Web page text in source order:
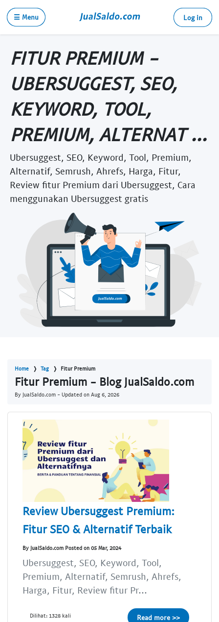
☰ Menu Log in
FITUR PREMIUM -
UBERSUGGEST, SEO,
KEYWORD, TOOL,
PREMIUM, ALTERNAT ...
Ubersuggest, SEO, Keyword, Tool, Premium,
Alternatif, Semrush, Ahrefs, Harga, Fitur,
Review fitur Premium dari Ubersuggest, Cara
menggunakan Ubersuggest gratis
Home Tag Fitur Premium
Fitur Premium - Blog JualSaldo.com
By JualSaldo.com - Updated on Aug 6, 2026
Review Ubersuggest Premium:
Fitur SEO & Alternatif Terbaik
By JualSaldo.com Posted on 05 Mar, 2024
Ubersuggest, SEO, Keyword, Tool,
Premium, Alternatif, Semrush, Ahrefs,
Harga, Fitur, Review fitur Pr...
Dilihat: 1328 kali Read more >>